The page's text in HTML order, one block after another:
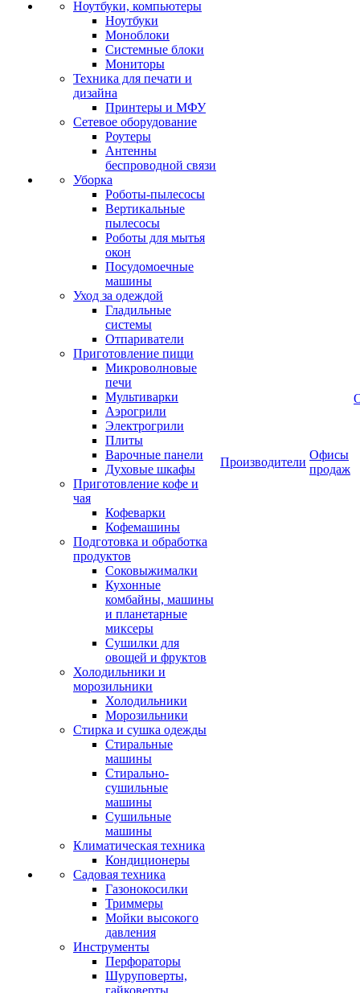
Ноутбуки, компьютеры
Ноутбуки
Моноблоки
Системные блоки
Мониторы
Техника для печати и
дизайна
Принтеры и МФУ
Сетевое оборудование
Роутеры
Антенны
беспроводной связи
Уборка
Роботы-пылесосы
Вертикальные
пылесосы
Роботы для мытья
окон
Посудомоечные
машины
Уход за одеждой
Гладильные
системы
Отпариватели
Приготовление пищи
Микроволновые
печи
Мультиварки
Аэрогрили
Электрогрили
Плиты
Варочные панели
Духовые шкафы
Приготовление кофе и
чая
Кофеварки
Кофемашины
Подготовка и обработка
продуктов
Соковыжималки
Кухонные
комбайны, машины
и планетарные
миксеры
Сушилки для
овощей и фруктов
Холодильники и
морозильники
Холодильники
Морозильники
Стирка и сушка одежды
Стиральные
машины
Стирально-
сушильные
машины
Сушильные
машины
Климатическая техника
Кондиционеры
Садовая техника
Газонокосилки
Триммеры
Мойки высокого
давления
Инструменты
Перфораторы
Шуруповерты,
гайковерты
Производители
Офисы
продаж